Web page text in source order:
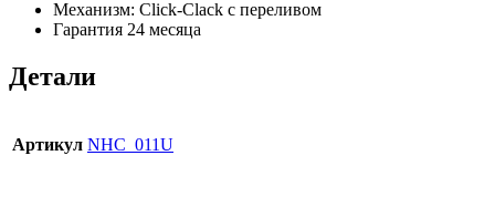
Механизм: Click-Clack с переливом
Гарантия 24 месяца
Детали
Артикул NHC_011U